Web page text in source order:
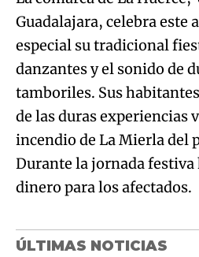
Guadalajara, celebra este
especial su tradicional
danzantes y el sonido de
tamboriles. Sus
de las duras experiencias
incendio de La Mierla del
Durante la jornada festiva
dinero para los afectados.
ÚLTIMAS NOTICIAS